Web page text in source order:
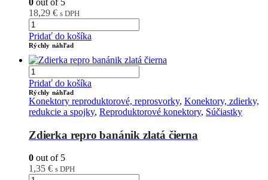
0 out of 5
18,29 € s DPH
Pridať do košíka
Rýchly náhľad
Pridať do košíka
Rýchly náhľad
Konektory reproduktorové, reprosvorky, Konektory, zdierky,
redukcie a spojky, Reproduktorové konektory, Súčiastky
Zdierka repro banánik zlatá čierna
0 out of 5
1,35 € s DPH